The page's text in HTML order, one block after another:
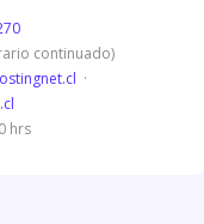
continuado)
·
hrs